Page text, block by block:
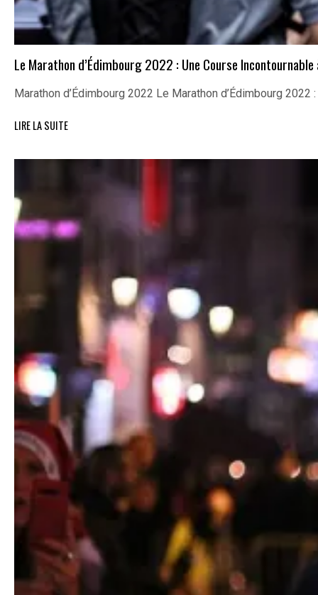
Le Marathon d’Édimbourg 2022 : Une Course Incontournable
Marathon d’Édimbourg 2022 Le Marathon d’Édimbourg
LIRE LA SUITE